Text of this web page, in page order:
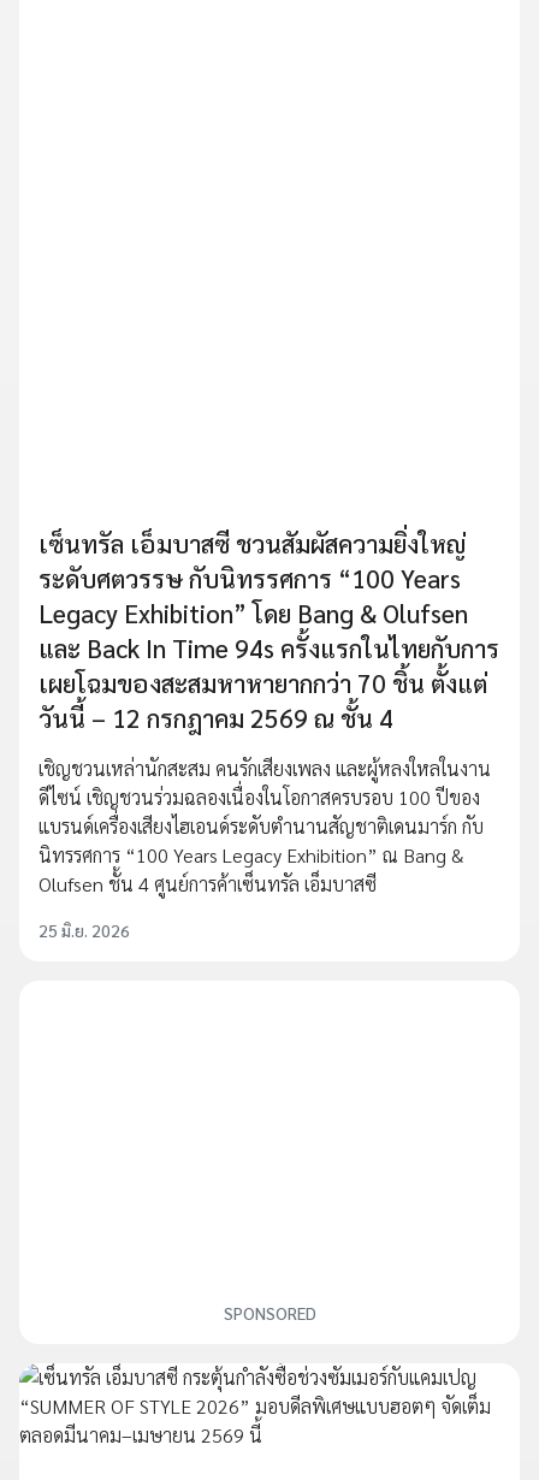
เซ็นทรัล เอ็มบาสซี ชวนสัมผัสความยิ่งใหญ่
ระดับศตวรรษ กับนิทรรศการ “100 Years
Legacy Exhibition” โดย Bang & Olufsen
และ Back In Time 94s ครั้งแรกในไทยกับการ
เผยโฉมของสะสมหาหายากกว่า 70 ชิ้น ตั้งแต่
วันนี้ – 12 กรกฎาคม 2569 ณ ชั้น 4
เชิญชวนเหล่านักสะสม คนรักเสียงเพลง และผู้หลงใหลในงาน
ดีไซน์ เชิญชวนร่วมฉลองเนื่องในโอกาสครบรอบ 100 ปีของ
แบรนด์เครื่องเสียงไฮเอนด์ระดับตำนานสัญชาติเดนมาร์ก กับ
นิทรรศการ “100 Years Legacy Exhibition” ณ Bang &
Olufsen ชั้น 4 ศูนย์การค้าเซ็นทรัล เอ็มบาสซี
25 มิ.ย. 2026
SPONSORED